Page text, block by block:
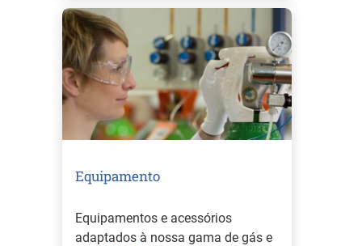
Equipamento
Equipamentos e acessórios
adaptados à nossa gama de gás e